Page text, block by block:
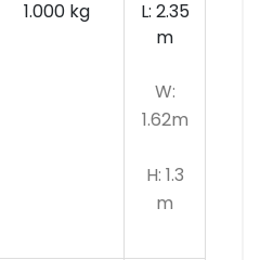
1.000 kg
L: 2.35
m
W:
1.62m
H: 1.3
m